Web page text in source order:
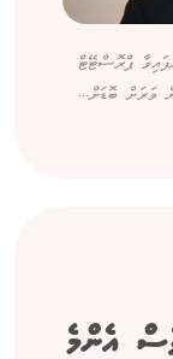
ޕްރޮސްޓޭޓް
ވަރަށް ބޮޑަށް...
އެންމެ